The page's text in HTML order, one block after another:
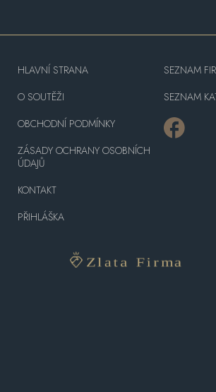
HLAVNÍ STRANA
O SOUTĚŽI
OBCHODNÍ PODMÍNKY
ZÁSADY OCHRANY OSOBNÍCH
ÚDAJŮ
KONTAKT
PŘIHLÁŠKA
SEZNAM
SEZNAM